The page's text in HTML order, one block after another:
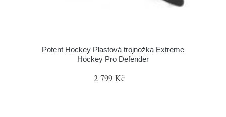
Potent Hockey Plastová trojnožka Extreme
Hockey Pro Defender
2 799 Kč